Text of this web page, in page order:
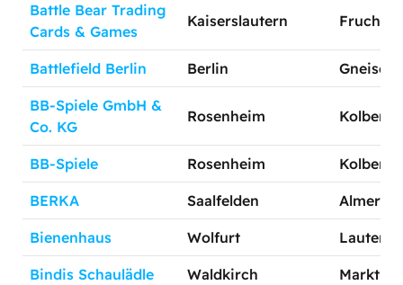
Battle Bear Trading
Cards & Games
Kaiserslautern
Battlefield Berlin Berlin
BB-Spiele GmbH &
Co. KG
Rosenheim
BB-Spiele Rosenheim
BERKA Saalfelden
Bienenhaus Wolfurt
Bindis Schaulädle Waldkirch